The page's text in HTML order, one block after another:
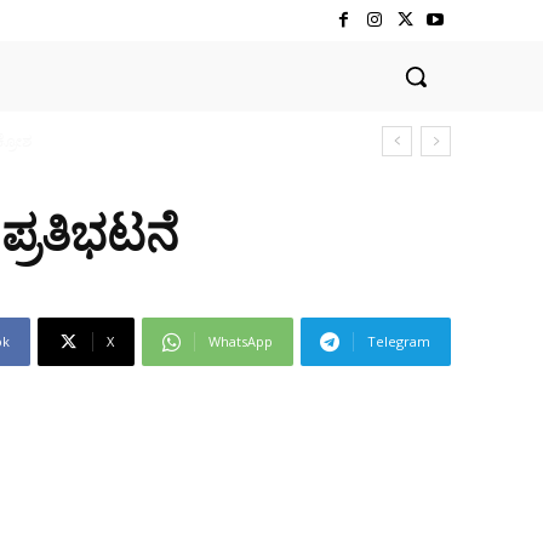
X WhatsApp Telegram